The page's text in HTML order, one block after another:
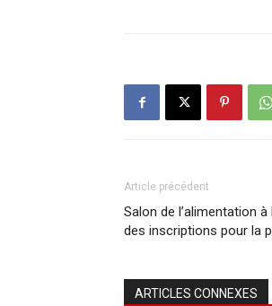
Article précédent
Salon de l’alimentation
des inscriptions pour la
ARTICLES CONNEXES